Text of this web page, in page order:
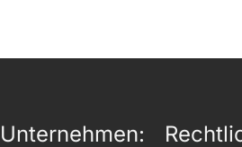
Unternehmen: